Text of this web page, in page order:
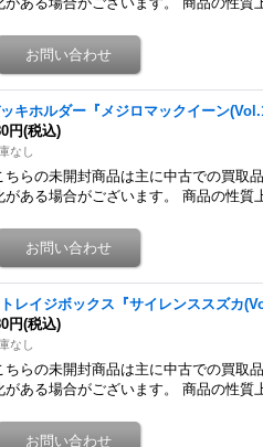
キホルダー『メジロマックイーン
円(税込)
なし
ちらの未開封商品は主に中古での買取
がある場合がございます。 商品の性質
レイジボックス『サイレンススズカ
円(税込)
なし
ちらの未開封商品は主に中古での買取
がある場合がございます。 商品の性質